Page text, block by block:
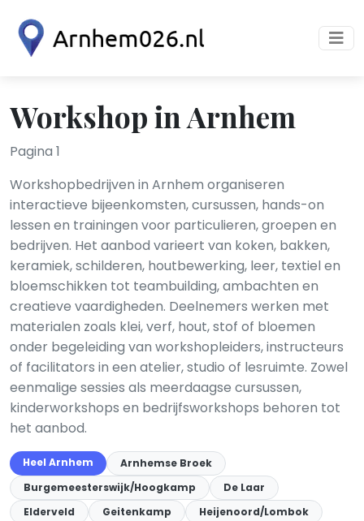
Workshop in Arnhem
Pagina 1
Workshopbedrijven in Arnhem organiseren
interactieve bijeenkomsten, cursussen, hands-on
lessen en trainingen voor particulieren, groepen en
bedrijven. Het aanbod varieert van koken, bakken,
keramiek, schilderen, houtbewerking, leer, textiel en
bloemschikken tot teambuilding, ambachten en
creatieve vaardigheden. Deelnemers werken met
materialen zoals klei, verf, hout, stof of bloemen
onder begeleiding van workshopleiders, instructeurs
of facilitators in een atelier, studio of lesruimte. Zowel
eenmalige sessies als meerdaagse cursussen,
kinderworkshops en bedrijfsworkshops behoren tot
het aanbod.
Heel Arnhem
Arnhemse Broek
Burgemeesterswijk/Hoogkamp
De Laar
Elderveld
Geitenkamp
Heijenoord/Lombok